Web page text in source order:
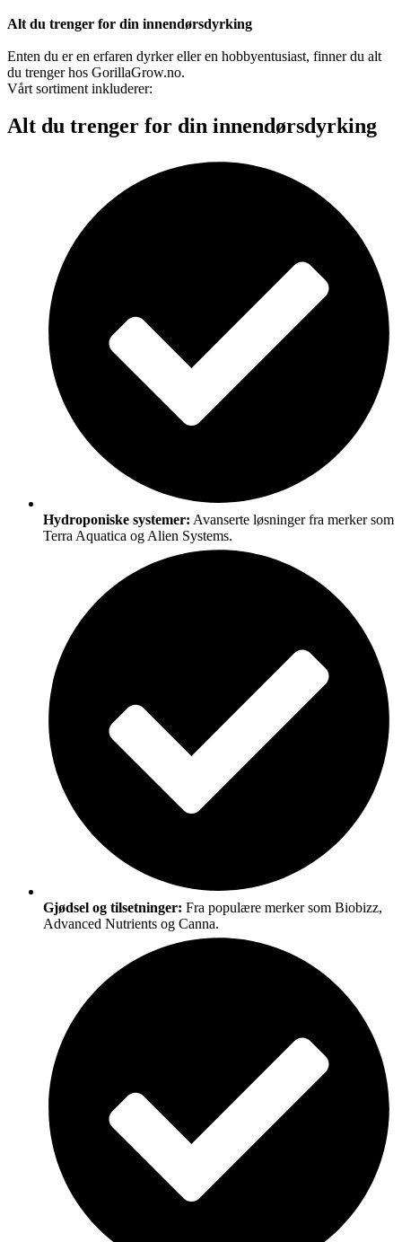
Alt du trenger for din innendørsdyrking
Enten du er en erfaren dyrker eller en hobbyentusiast, finner du alt
du trenger hos GorillaGrow.no.
Vårt sortiment inkluderer:
Alt du trenger for din innendørsdyrking
Hydroponiske systemer: Avanserte løsninger fra merker som
Terra Aquatica og Alien Systems.
Gjødsel og tilsetninger: Fra populære merker som Biobizz,
Advanced Nutrients og Canna.